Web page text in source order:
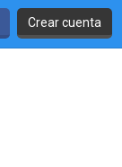
Crear cuenta